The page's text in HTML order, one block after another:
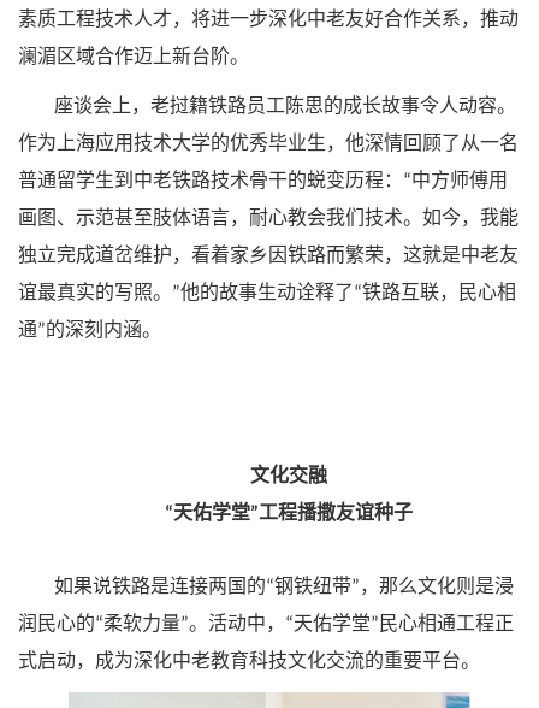
素质工程技术人才，将进一步深化中老友好合作关系，推动
澜湄区域合作迈上新台阶。
座谈会上，老挝籍铁路员工陈思的成长故事令人动容。
作为上海应用技术大学的优秀毕业生，他深情回顾了从一名
普通留学生到中老铁路技术骨干的蜕变历程： “中方师傅用
画图、示范甚至肢体语言，耐心教会我们技术。如今，我能
独立完成道岔维护，看着家乡因铁路而繁荣，这就是中老友
谊最真实的写照。 ”他的故事生动诠释了 “铁路互联，民心相
通”的深刻内涵。
文化交融
“天佑学堂”工程播撒友谊种子
如果说铁路是连接两国的“钢铁纽带”，那么文化则是浸
润民心的“柔软力量”。活动中， “天佑学堂” 民心相通工程正
式启动，成为深化中老教育科技文化交流的重要平台。